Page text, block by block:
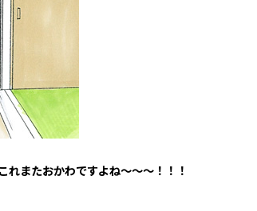
またおかわですよね～～～！！！